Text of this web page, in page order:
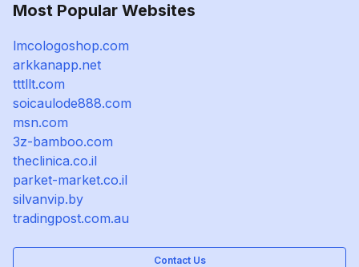
Most Popular Websites
lmcologoshop.com
arkkanapp.net
tttllt.com
soicaulode888.com
msn.com
3z-bamboo.com
theclinica.co.il
parket-market.co.il
silvanvip.by
tradingpost.com.au
Contact Us